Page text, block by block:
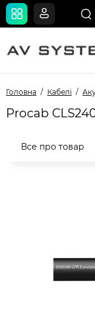
Головна Кабелі
Procab
Все про товар